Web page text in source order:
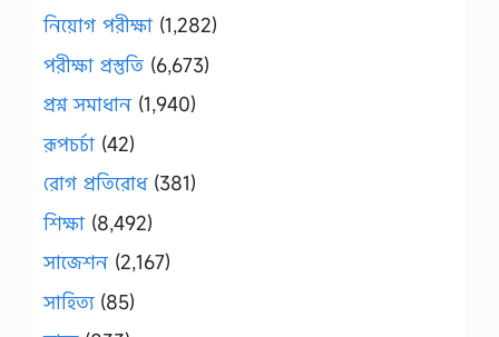
নিয়োগ পরীক্ষা (1,282)
পরীক্ষা প্রস্তুতি (6,673)
প্রশ্ন সমাধান (1,940)
রূপচর্চা (42)
রোগ প্রতিরোধ(381)
শিক্ষা (8,492)
সাজেশন (2,167)
সাহিত্য(85)